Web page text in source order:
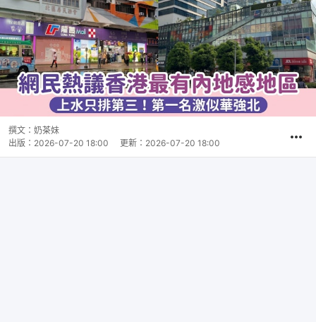
撰文： 奶茶妹
出版： 2026-07-20 18:00 更新： 2026-07-20 18:00